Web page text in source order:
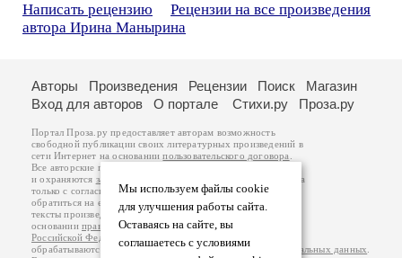
Написать рецензию
Рецензии на все произведения
автора Ирина Манырина
Мы используем файлы cookie
для улучшения работы сайта.
Оставаясь на сайте, вы
соглашаетесь с условиями
Авторы Произведения Рецензии Поиск
Магазин
Вход для авторов
О портале Стихи.ру Проза.ру
Портал Проза.ру предоставляет авторам возможность
свободной публикации своих литературных произведений в
сети Интернет на основаниипользовательского договора
Все авторские права на произведения принадлежат авторам
и охраняются законом
. Перепечатка произведений возможна
только с согласия его автора, к которому вы можете
обратиться на его авторской странице. Ответственность за
тексты произведений авторы несут самостоятельно на
основанииправил публикацииизаконодательства
Российской Федерации
обрабатываются на основанииПолитики обработки персональных данных